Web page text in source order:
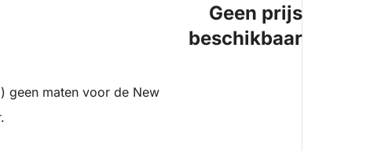
geen maten voor de New
Geen prijs
beschikbaar